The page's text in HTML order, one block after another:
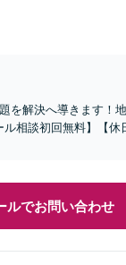
を解決へ導きます！
相談初回無料】【休
ルでお問い合わせ